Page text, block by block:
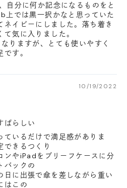
自分に何か記念になるものをと
上では黒一択かなと思っていた
ネイビーにしました。落ち着き
気に入りました。
りますが、とても使いやすく
す。
10/19/2022
ばらしい
ているだけで満足感がありま
できるつくり
ンやiPadをブリーフケースに分
バックの
日に出張で傘を差しながら重い
はこの